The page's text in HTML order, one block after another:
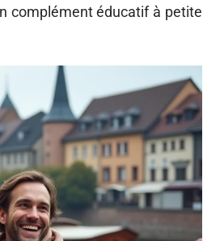
complément éducatif à petite